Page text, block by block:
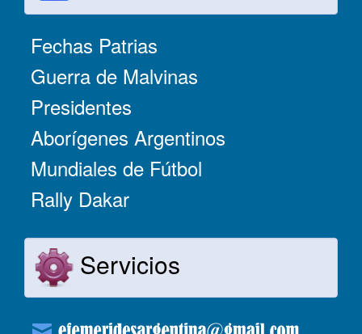
Fechas Patrias
Guerra de Malvinas
Presidentes
Aborígenes Argentinos
Mundiales de Fútbol
Rally Dakar
Servicios